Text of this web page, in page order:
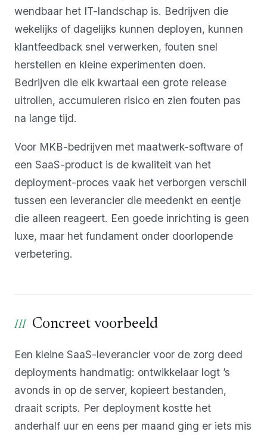
wendbaar het IT-landschap is. Bedrijven die
wekelijks of dagelijks kunnen deployen, kunnen
klantfeedback snel verwerken, fouten snel
herstellen en kleine experimenten doen.
Bedrijven die elk kwartaal een grote release
uitrollen, accumuleren risico en zien fouten pas
na lange tijd.
Voor MKB-bedrijven met maatwerk-software of
een SaaS-product is de kwaliteit van het
deployment-proces vaak het verborgen verschil
tussen een leverancier die meedenkt en eentje
die alleen reageert. Een goede inrichting is geen
luxe, maar het fundament onder doorlopende
verbetering.
Concreet voorbeeld
Een kleine SaaS-leverancier voor de zorg deed
deployments handmatig: ontwikkelaar logt ’s
avonds in op de server, kopieert bestanden,
draait scripts. Per deployment kostte het
anderhalf uur en eens per maand ging er iets mis